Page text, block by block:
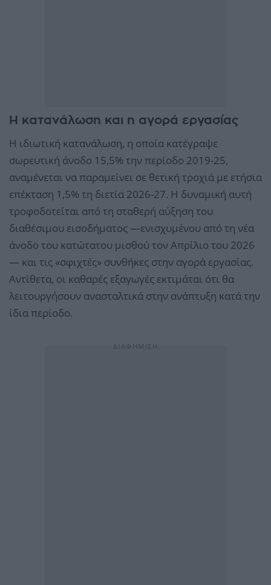
Η κατανάλωση και η αγορά εργασίας
Η ιδιωτική κατανάλωση, η οποία κατέγραψε
σωρευτική άνοδο 15,5% την περίοδο 2019-25,
αναμένεται να παραμείνει σε θετική τροχιά με ετήσια
επέκταση 1,5% τη διετία 2026-27. Η δυναμική αυτή
τροφοδοτείται από τη σταθερή αύξηση του
διαθέσιμου εισοδήματος —ενισχυμένου από τη νέα
άνοδο του κατώτατου μισθού τον Απρίλιο του 2026
— και τις «σφιχτές» συνθήκες στην αγορά εργασίας.
Αντίθετα, οι καθαρές εξαγωγές εκτιμάται ότι θα
λειτουργήσουν ανασταλτικά στην ανάπτυξη κατά την
ίδια περίοδο.